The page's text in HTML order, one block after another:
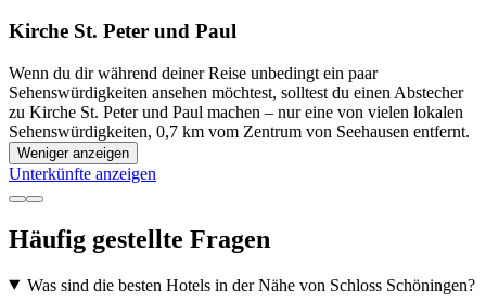
Kirche St. Peter und Paul
Wenn du dir während deiner Reise unbedingt ein paar
Sehenswürdigkeiten ansehen möchtest, solltest du einen Abstecher
zu Kirche St. Peter und Paul machen – nur eine von vielen lokalen
Sehenswürdigkeiten, 0,7 km vom Zentrum von Seehausen entfernt.
Weniger anzeigen
Unterkünfte anzeigen
Häufig gestellte Fragen
Was sind die besten Hotels in der Nähe von Schloss Schöningen?